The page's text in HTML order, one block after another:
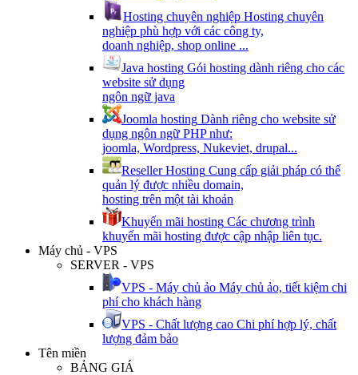
Hosting chuyên nghiệp Hosting chuyên
nghiệp phù hợp với các công ty,
doanh nghiệp, shop online ...
Java hosting Gói hosting dành riêng cho các
website sử dụng
ngôn ngữ java
Joomla hosting Dành riêng cho website sử
dụng ngôn ngữ PHP như:
joomla, Wordpress, Nukeviet, drupal...
Reseller Hosting Cung cấp giải pháp có thể
quản lý được nhiều domain,
hosting trên một tài khoản
Khuyến mãi hosting Các chương trình
khuyến mãi hosting được cập nhập liên tục.
Máy chủ - VPS
SERVER - VPS
VPS - Máy chủ ảo Máy chủ ảo, tiết kiệm chi
phí cho khách hàng
VPS - Chất lượng cao Chi phí hợp lý, chất
lượng đảm bảo
Tên miền
BẢNG GIÁ